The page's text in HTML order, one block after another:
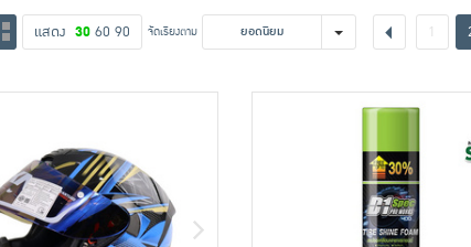
แสดง 30 60 90 จัดเรียงตาม ยอดนิยม 1